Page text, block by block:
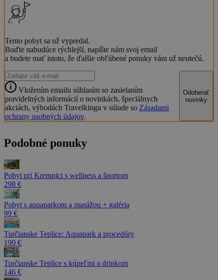
Tento pobyt sa už vypredal.
Buďte nabudúce rýchlejší, napíšte nám svoj email
a budete mať istotu, že ďalšie obľúbené ponuky vám už neutečú.
Vložením emailu súhlasím so zasielaním
pravidelných informácií o novinkách, špeciálnych
akciách, výhodách Travelkingu v súlade so Zásadami
ochrany osobných údajov.
Odoberať
novinky
Podobné ponuky
Pobyt pri Kremnici s wellness a športom
298 €
Pobyt s aquaparkom a masážou + galéria
99 €
Turčianske Teplice: Aquapark a procedúry
199 €
Turčianske Teplice s kúpeľmi a drinkom
146 €